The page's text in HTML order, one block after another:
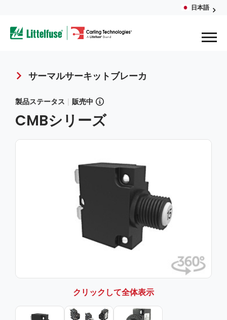
main
content
日本語
Breadcrumb
サーマルサーキットブレーカ
製品ステータス | 販売中
CMBシリーズ
クリックして全体表示